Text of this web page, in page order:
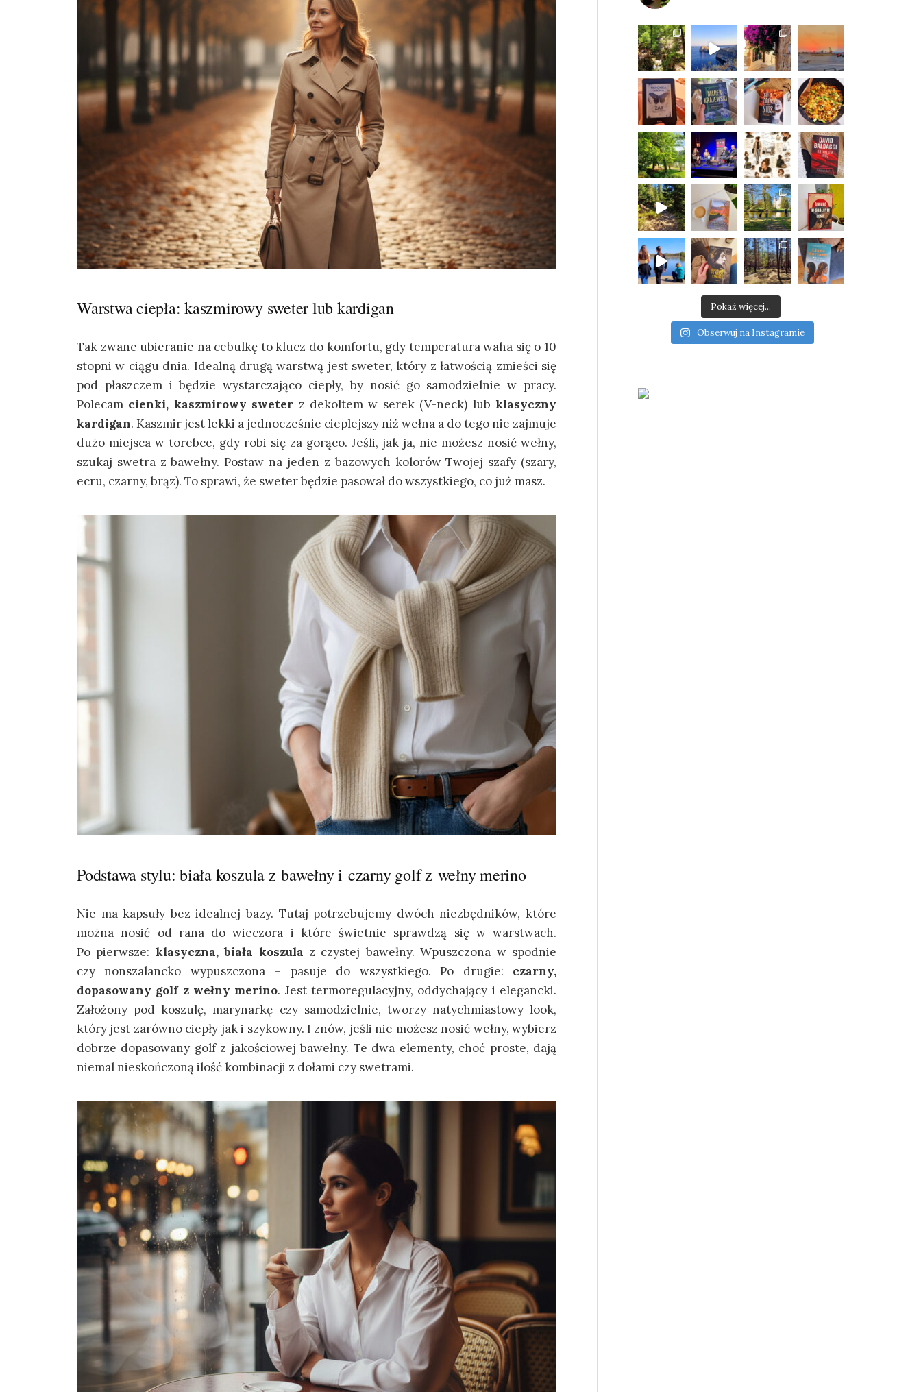
Warstwa ciepła: kaszmirowy sweter lub kardigan
Tak zwane ubieranie na cebulkę to klucz do komfortu, gdy temperatura waha się o 10
stopni w ciągu dnia. Idealną drugą warstwą jest sweter, który z łatwością zmieści się
pod płaszczem i będzie wystarczająco ciepły, by nosić go samodzielnie w pracy.
Polecam cienki, kaszmirowy sweter z dekoltem w serek (V-neck) lub klasyczny
kardigan. Kaszmir jest lekki a jednocześnie cieplejszy niż wełna a do tego nie zajmuje
dużo miejsca w torebce, gdy robi się za gorąco. Jeśli, jak ja, nie możesz nosić wełny,
szukaj swetra z bawełny. Postaw na jeden z bazowych kolorów Twojej szafy (szary,
ecru, czarny, brąz). To sprawi, że sweter będzie pasował do wszystkiego, co już masz.
Podstawa stylu: biała koszula z bawełny i czarny golf z wełny merino
Nie ma kapsuły bez idealnej bazy. Tutaj potrzebujemy dwóch niezbędników, które
można nosić od rana do wieczora i które świetnie sprawdzą się w warstwach.
Po pierwsze: klasyczna, biała koszula z czystej bawełny. Wpuszczona w spodnie
czy nonszalancko wypuszczona – pasuje do wszystkiego. Po drugie: czarny,
dopasowany golf z wełny merino. Jest termoregulacyjny, oddychający i elegancki.
Założony pod koszulę, marynarkę czy samodzielnie, tworzy natychmiastowy look,
który jest zarówno ciepły jak i szykowny. I znów, jeśli nie możesz nosić wełny, wybierz
dobrze dopasowany golf z jakościowej bawełny. Te dwa elementy, choć proste, dają
niemal nieskończoną ilość kombinacji z dołami czy swetrami.
Pokaż więcej...
Obserwuj na Instagramie